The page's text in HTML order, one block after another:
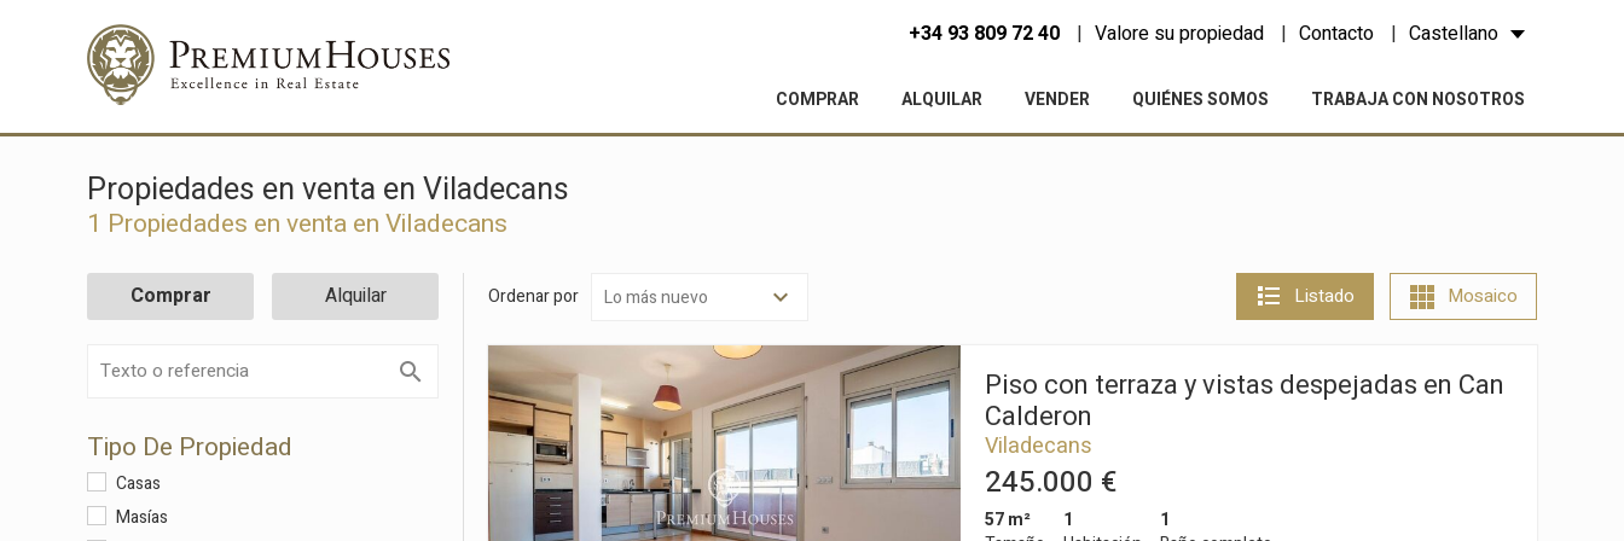
+34 93 809 72 40 Valore su propiedad Contacto Castellano
COMPRAR ALQUILAR VENDER QUIÉNES SOMOS TRABAJA CON NOSOTROS
Propiedades en venta en Viladecans
1 Propiedades en venta en Viladecans
Comprar Alquilar
Tipo De Propiedad
Casas
Masías
Ordenar por Listado Mosaico
Piso con terraza y vistas despejadas en Can
Calderon
Viladecans
245.000 €
57 m²
1
1